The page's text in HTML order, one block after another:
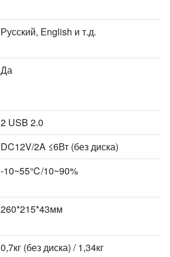
Русский, English и т.д.
Да
2 USB 2.0
DC12V/2A ≤6Вт (без диска)
-10~55℃/10~90%
260*215*43мм
0,7кг (без диска) / 1,34кг